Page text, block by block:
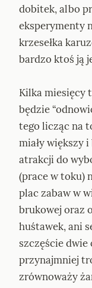
dobitek, albo
eksperymenty
krzesełka
bardzo ktoś ją
Kilka miesięcy
będzie
tego licząc na
miały większy
atrakcji do
(prace w toku)
plac zabaw w
brukowej oraz
huśtawek, ani
szczęście dwie
przynajmniej
zrównoważy